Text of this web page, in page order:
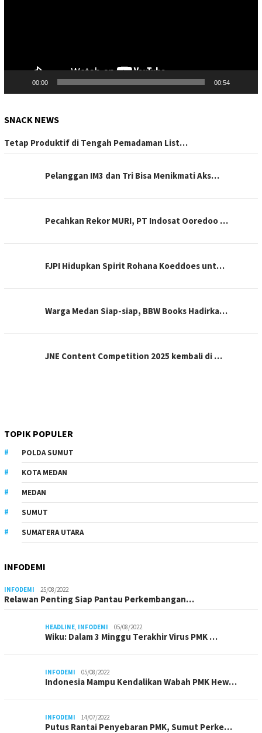
00:00 00:54
SNACK NEWS
Tetap Produktif di Tengah Pemadaman List…
Pelanggan IM3 dan Tri Bisa Menikmati Aks…
Pecahkan Rekor MURI, PT Indosat Ooredoo …
FJPI Hidupkan Spirit Rohana Koeddoes unt…
Warga Medan Siap-siap, BBW Books Hadirka…
JNE Content Competition 2025 kembali di …
TOPIK POPULER
POLDA SUMUT
KOTA MEDAN
MEDAN
SUMUT
SUMATERA UTARA
INFODEMI
INFODEMI 25/08/2022
Relawan Penting Siap Pantau Perkembangan…
HEADLINE INFODEMI 05/08/2022
Wiku: Dalam 3 Minggu Terakhir Virus PMK …
INFODEMI 05/08/2022
Indonesia Mampu Kendalikan Wabah PMK Hew…
INFODEMI 14/07/2022
Putus Rantai Penyebaran PMK, Sumut Perke…